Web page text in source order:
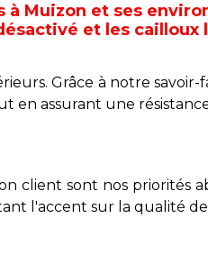
Muizon et ses
et les cailloux
Grâce à notre savoir-
en assurant une
client sont nos priorités
l'accent sur la qualité